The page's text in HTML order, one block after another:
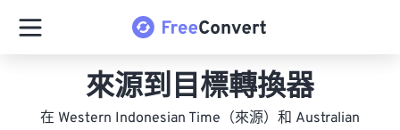
來源到目標轉換器
在 Western Indonesian Time（來源）和 Australian